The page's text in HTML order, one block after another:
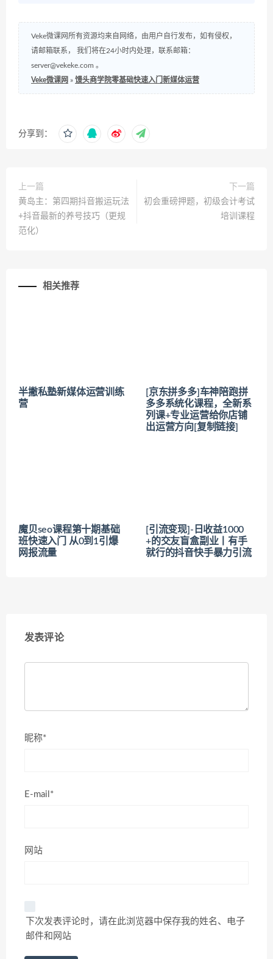
Veke微课网所有资源均来自网络，由用户自行发布，如有侵权，
请邮箱联系， 我们将在24小时内处理，联系邮箱：
server@vekeke.com 。
Veke微课网 » 馒头商学院零基础快速入门新媒体运营
分享到：
上一篇
黄岛主：第四期抖音搬运玩法
+抖音最新的养号技巧（更规
范化）
下一篇
初会重磅押题，初级会计考试
培训课程
相关推荐
半撇私塾新媒体运营训练
营
[京东拼多多]车神陪跑拼
多多系统化课程，全新系
列课+专业运营给你店铺
出运营方向[复制链接]
魔贝seo课程第十期基础
班快速入门 从0到1引爆
网报流量
[引流变现]-日收益1000
+的交友盲盒副业丨有手
就行的抖音快手暴力引流
发表评论
昵称*
E-mail*
网站
下次发表评论时，请在此浏览器中保存我的姓名、电子
邮件和网站